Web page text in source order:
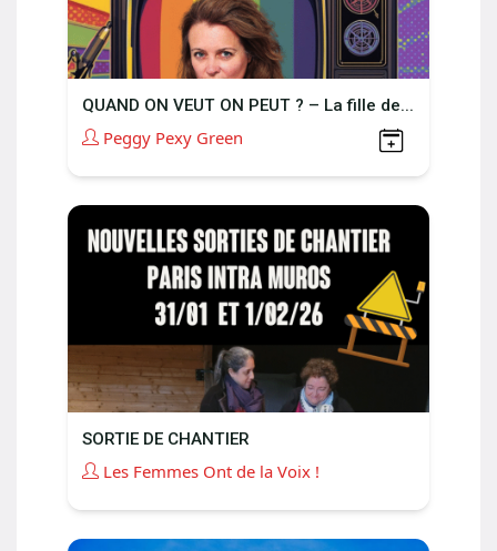
QUAND ON VEUT ON PEUT ? – La fille de...
Peggy Pexy Green
SORTIE DE CHANTIER
Les Femmes Ont de la Voix !